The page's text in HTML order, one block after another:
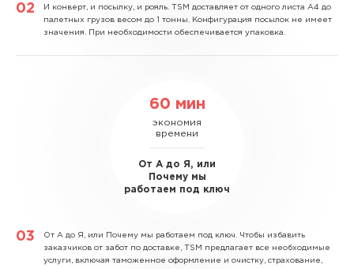
И конверт, и посылку, и рояль. TSM доставляет от одного листа А4 до
палетных грузов весом до 1 тонны. Конфигурация посылок не имеет
значения. При необходимости обеспечивается упаковка.
60 мин
экономия
времени
От А до Я, или
Почему мы
работаем под ключ
От А до Я, или Почему мы работаем под ключ. Чтобы избавить
заказчиков от забот по доставке, TSM предлагает все необходимые
услуги, включая таможенное оформление и очистку, страхование,